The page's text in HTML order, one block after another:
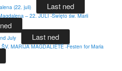
(22. juli) Last ned
– 22. JULI -Święto św. Marii
July Last ned
MARIJA MAGDALIETĖ -Festen for Maria